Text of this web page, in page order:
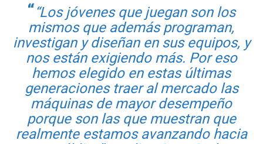
“Los jóvenes que juegan son los
mismos que además programan,
investigan y diseñan en sus equipos, y
nos están exigiendo más. Por eso
hemos elegido en estas últimas
generaciones traer al mercado las
máquinas de mayor desempeño
porque son las que muestran que
realmente estamos avanzando hacia